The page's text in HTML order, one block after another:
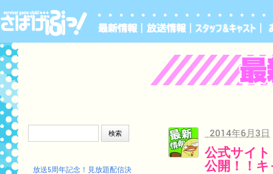
検索:
放送5周年記念！見放題配信決
2014年6月3日
公式サイ
公開！！